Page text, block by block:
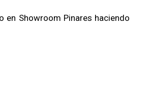
en Showroom Pinares haciendo